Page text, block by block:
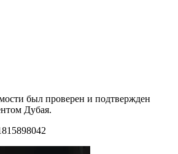
был проверен и подтвержден
Дубая.